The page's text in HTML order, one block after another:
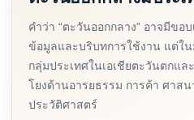
คำว่า “ตะวันออกกลาง” อาจมีขอ
ข้อมูลและบริบทการใช้งาน แต่ใน
กลุ่มประเทศในเอเชียตะวันตกแล
โยงด้านอารยธรรม การค้า ศาส
ประวัติศาสตร์